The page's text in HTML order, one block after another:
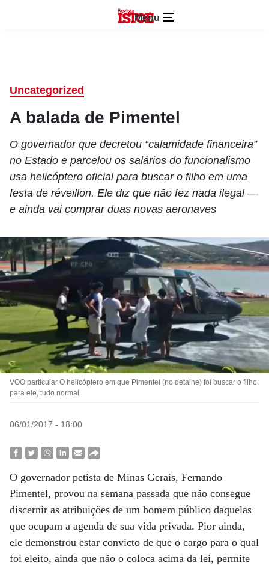
Menu
Uncategorized
A balada de Pimentel
O governador que decretou “calamidade financeira”
no Estado e parcelou os salários do funcionalismo
usa helicóptero oficial para buscar o filho em uma
festa de réveillon. Ele diz que não fez nada ilegal —
e ainda vai comprar duas novas aeronaves
VOO particular O helicóptero em que Pimentel (no detalhe) foi buscar o filho:
para ele, tudo normal
06/01/2017 - 18:00
O governador petista de Minas Gerais, Fernando
Pimentel, provou na semana passada que não consegue
discernir as atribuições de um homem público daquelas
que ocupam a agenda de sua vida privada. Pior ainda,
ele demonstrou estar convicto de que o cargo para o qual
foi eleito, ainda que não o coloca acima da lei, permite